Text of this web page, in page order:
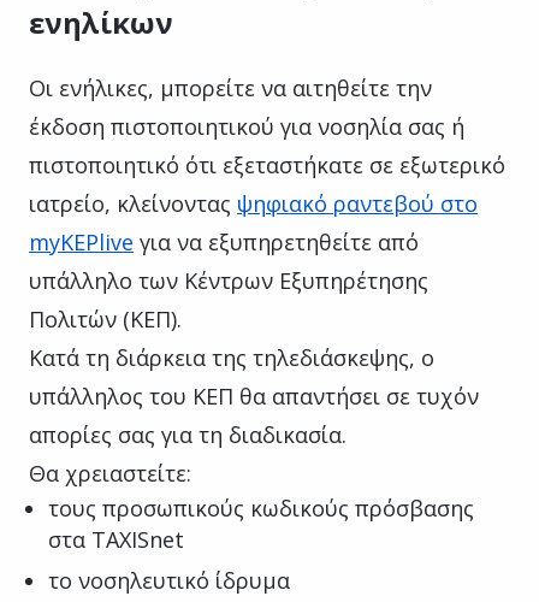
ενηλίκων
Οι ενήλικες, μπορείτε να αιτηθείτε την
έκδοση πιστοποιητικού για νοσηλία σας ή
πιστοποιητικό ότι εξεταστήκατε σε εξωτερικό
ιατρείο, κλείνοντας ψηφιακό ραντεβού στο
myKEPlive για να εξυπηρετηθείτε από
υπάλληλο των Κέντρων Εξυπηρέτησης
Πολιτών (ΚΕΠ).
Κατά τη διάρκεια της τηλεδιάσκεψης, ο
υπάλληλος του ΚΕΠ θα απαντήσει σε τυχόν
απορίες σας για τη διαδικασία.
Θα χρειαστείτε:
τους προσωπικούς κωδικούς πρόσβασης
στα TAXISnet
το νοσηλευτικό ίδρυμα